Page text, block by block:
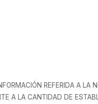
REFERIDA A
A LA CANTIDAD DE